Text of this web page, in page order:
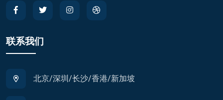
联系我们
北京/深圳/长沙/香港/新加坡